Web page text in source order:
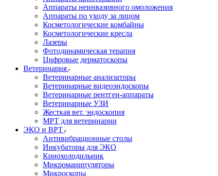
Аппараты неинвазивного омоложения
Аппараты по уходу за лицом
Косметологические комбайны
Косметологические кресла
Лазеры
Фотодинамическая терапия
Цифровые дерматоскопы
Ветеринария
Ветеринарные анализаторы
Ветеринарные видеоэндоскопы
Ветеринарные рентген-аппараты
Ветеринарные УЗИ
Жесткая вет. эндоскопия
МРТ для ветеринарии
ЭКО и ВРТ
Антивибрационные столы
Инкубаторы для ЭКО
Криохолодильник
Микроманипуляторы
Микроскопы